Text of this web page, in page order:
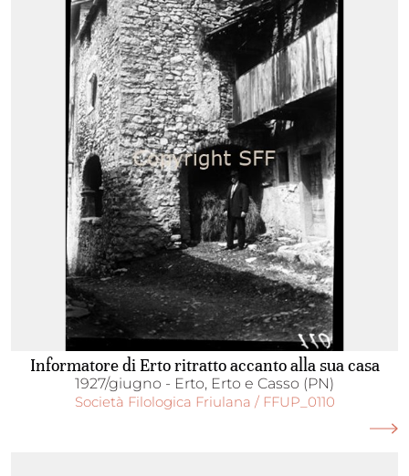
Informatore di Erto ritratto accanto alla sua casa
1927/giugno - Erto, Erto e Casso (PN)
Società Filologica Friulana / FFUP_0110